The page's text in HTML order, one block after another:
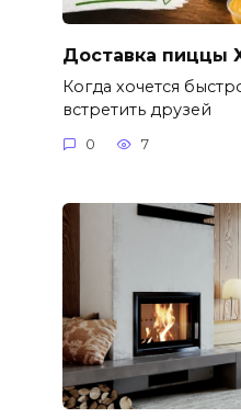
Доставка пиццы
Когда хочется
встретить друзей
0 7